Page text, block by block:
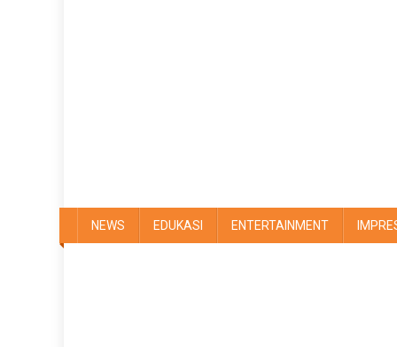
NEWS EDUKASI ENTERTAINMENT